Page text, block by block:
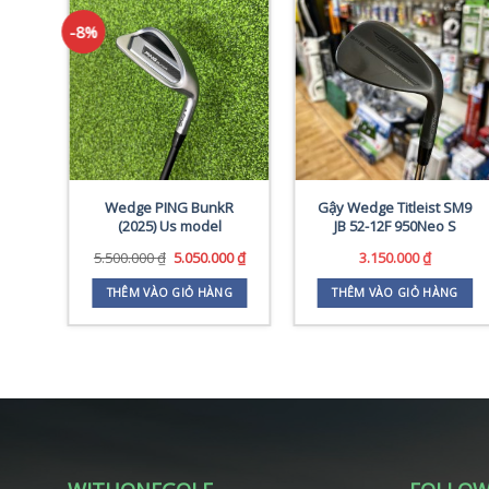
-8%
Wedge PING BunkR
(2025) Us model
5.500.000₫ Giá
là:
5.500.000 ₫.
5.050.000₫Giá
là:
5.050.000 ₫.
THÊM VÀO GIỎ HÀNG
Gậy Wedge Titleist SM9
JB 52-12F 950Neo S
3.150.000₫
THÊM VÀO GIỎ HÀNG
3.900.000 ₫.